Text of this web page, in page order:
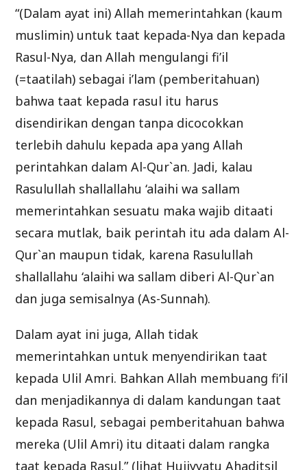
“(Dalam ayat ini) Allah memerintahkan (kaum
muslimin) untuk taat kepada-Nya dan kepada
Rasul-Nya, dan Allah mengulangi fi’il
(=taatilah) sebagai i’lam (pemberitahuan)
bahwa taat kepada rasul itu harus
disendirikan dengan tanpa dicocokkan
terlebih dahulu kepada apa yang Allah
perintahkan dalam Al-Qur`an. Jadi, kalau
Rasulullah shallallahu ‘alaihi wa sallam
memerintahkan sesuatu maka wajib ditaati
secara mutlak, baik perintah itu ada dalam Al-
Qur`an maupun tidak, karena Rasulullah
shallallahu ‘alaihi wa sallam diberi Al-Qur`an
dan juga semisalnya (As-Sunnah).
Dalam ayat ini juga, Allah tidak
memerintahkan untuk menyendirikan taat
kepada Ulil Amri. Bahkan Allah membuang fi’il
dan menjadikannya di dalam kandungan taat
kepada Rasul, sebagai pemberitahuan bahwa
mereka (Ulil Amri) itu ditaati dalam rangka
taat kepada Rasul.” (lihat Hujiyyatu Ahaditsil